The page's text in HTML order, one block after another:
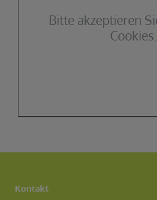
Bitte akzeptieren
Cookies.
Kontakt